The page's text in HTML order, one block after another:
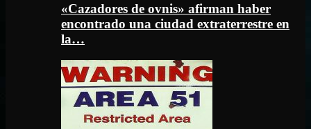
«Cazadores de ovnis» afirman haber
encontrado una ciudad extraterrestre en
la…